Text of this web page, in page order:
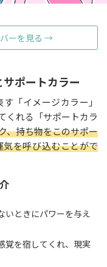
ーを見る →
ポートカラー
「イメージカラー」
くれる「サポートカラ
、持ち物をこのサポー
を呼び込むことがで
いときにパワーを与え
覚を宿してくれ、現実